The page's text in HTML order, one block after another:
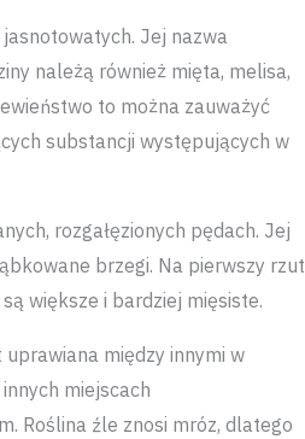
Jej nazwa
należą również mięta, melisa,
to można zauważyć
substancji występujących w
rozgałęzionych pędach. Jej
brzegi. Na pierwszy rzut
większe i bardziej mięsiste.
między innymi w
miejscach
Roślina źle znosi mróz, dlatego